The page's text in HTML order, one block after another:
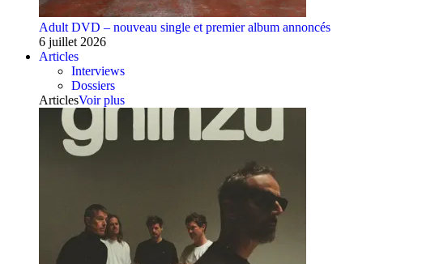
Adult DVD – nouveau single et premier album annoncés
6 juillet 2026
Articles
Interviews
Dossiers
ArticlesVoir plus